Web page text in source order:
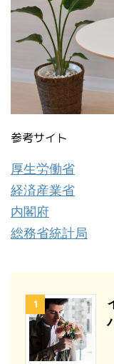
参考サイト
厚生労働省
経済産業省
内閣府
総務省統計局
1